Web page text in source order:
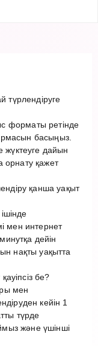
форматы ретінде
басыңыз.
жүктеуге дайын
орнату қажет
қанша уақыт
мен интернет
дейін
нақты уақытта
бе?
мен
кейін 1
түрде
және үшінші